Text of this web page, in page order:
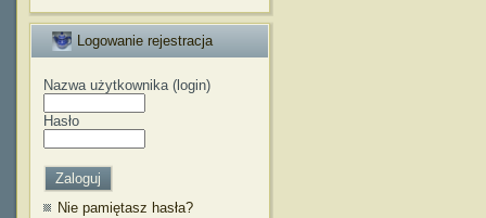
Logowanie rejestracja
Nazwa użytkownika (login)
Hasło
Nie pamiętasz hasła?